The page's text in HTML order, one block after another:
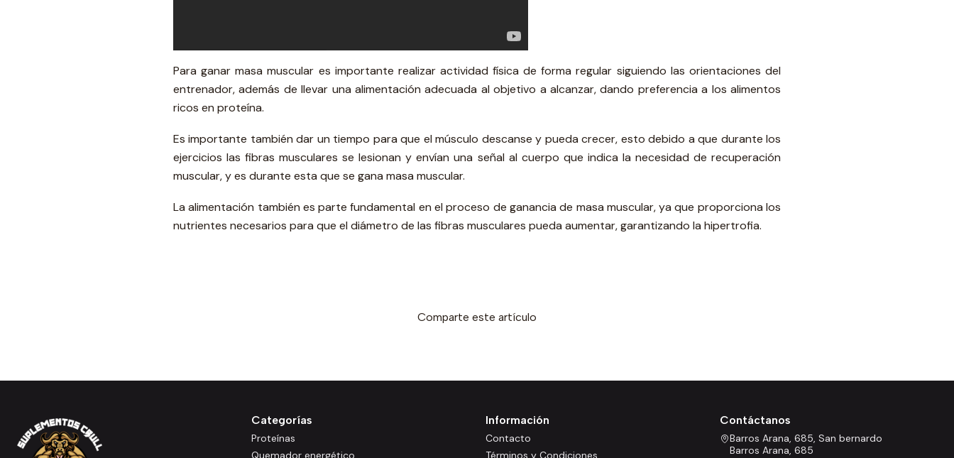
Para ganar masa muscular es importante realizar actividad física de forma regular siguiendo las orientaciones del
entrenador, además de llevar una alimentación adecuada al objetivo a alcanzar, dando preferencia a los alimentos
ricos en proteína.
Es importante también dar un tiempo para que el músculo descanse y pueda crecer, esto debido a que durante los
ejercicios las fibras musculares se lesionan y envían una señal al cuerpo que indica la necesidad de recuperación
muscular, y es durante esta que se gana masa muscular.
La alimentación también es parte fundamental en el proceso de ganancia de masa muscular, ya que proporciona los
nutrientes necesarios para que el diámetro de las fibras musculares pueda aumentar, garantizando la hipertrofia.
Comparte este artículo
Categorías
Proteínas
Quemador energético
Información
Contacto
Términos y Condiciones
Contáctanos
Barros Arana, 685, San bernardo
Barros Arana, 685